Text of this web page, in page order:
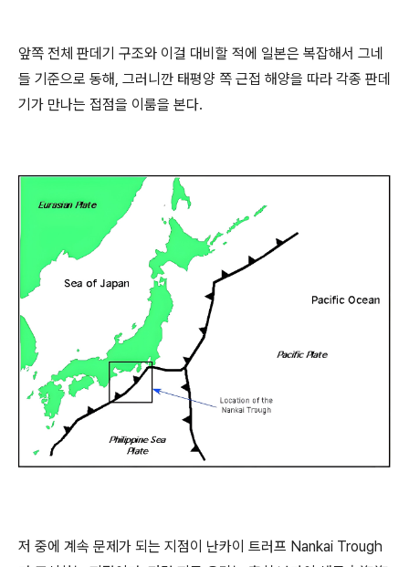
앞쪽 전체 판데기 구조와 이걸 대비할 적에 일본은 복잡해서 그네
들 기준으로 동해, 그러니깐 태평양 쪽 근접 해양을 따라 각종 판데
기가 만나는 접점을 이룸을 본다.
저 중에 계속 문제가 되는 지점이 난카이 트러프 Nankai Trough